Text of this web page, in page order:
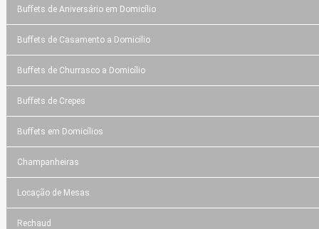
Buffets de Aniversário em Domicílio
Buffets de Casamento a Domicílio
Buffets de Churrasco a Domicílio
Buffets de Crepes
Buffets em Domicílios
Champanheiras
Locação de Mesas
Rechaud